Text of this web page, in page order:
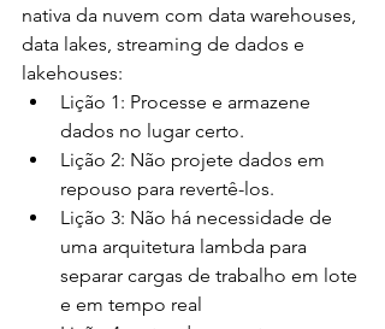
nativa da nuvem com data warehouses,
data lakes, streaming de dados e
lakehouses:
Lição 1: Processe e armazene
dados no lugar certo.
Lição 2: Não projete dados em
repouso para revertê-los.
Lição 3: Não há necessidade de
uma arquitetura lambda para
separar cargas de trabalho em lote
e em tempo real